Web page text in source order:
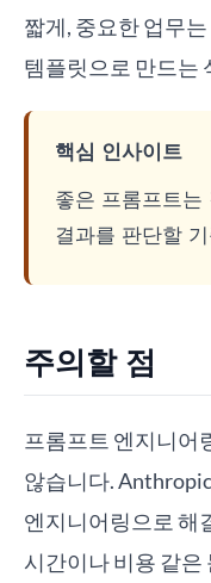
짧게, 중요한 업무
템플릿으로 만드는
핵심 인사이트
좋은 프롬프트
결과를 판단할
주의할 점
프롬프트 엔지니어
않습니다.
엔지니어링으로 해
시간이나 비용 같은